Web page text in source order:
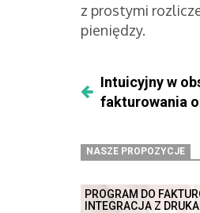
z prostymi
pieniędzy.
Intuicyjny w
fakturowania
NASZE PROPOZYCJE
PROGRAM DO
INTEGRACJA Z